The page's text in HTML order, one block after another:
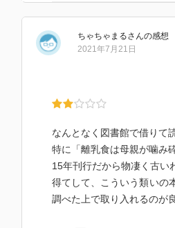
ちゃちゃまるさんの感想
2021年7月21日
なんとなく図書館で借りて
特に「離乳食は母親が噛み
15年刊行だから物凄く古い
得てして、こういう類いの
調べた上で取り入れるのが